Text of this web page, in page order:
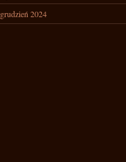
grudzień 2024